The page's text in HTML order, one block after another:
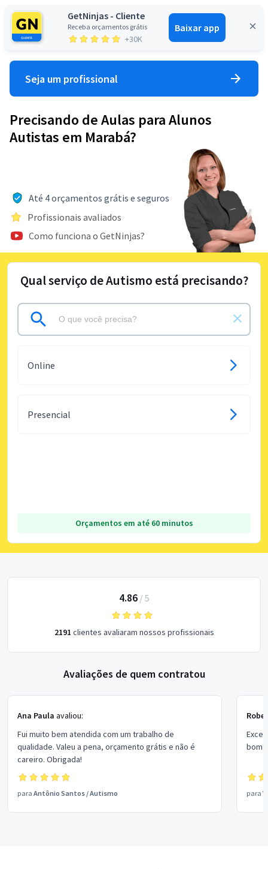
GetNinjas - Cliente
Receba orçamentos grátis
+30K
Baixar app
Entrar
Seja um profissional
Precisando de Aulas para Alunos
Autistas em Marabá?
Até 4 orçamentos grátis e seguros
Profissionais avaliados
Como funciona o GetNinjas?
Qual serviço de Autismo está precisando?
Online
Presencial
Orçamentos em até 60 minutos
4.86/ 5
2191 clientes avaliaram nossos profissionais
Avaliações de quem contratou
Ana Paula avaliou:
Fui muito bem atendida com um trabalho de
qualidade. Valeu a pena, orçamento grátis e não é
careiro. Obrigada!
para Antônio Santos /Autismo
bom
para